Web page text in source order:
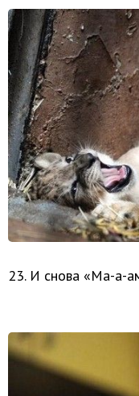
23. И снова «Ма-а-